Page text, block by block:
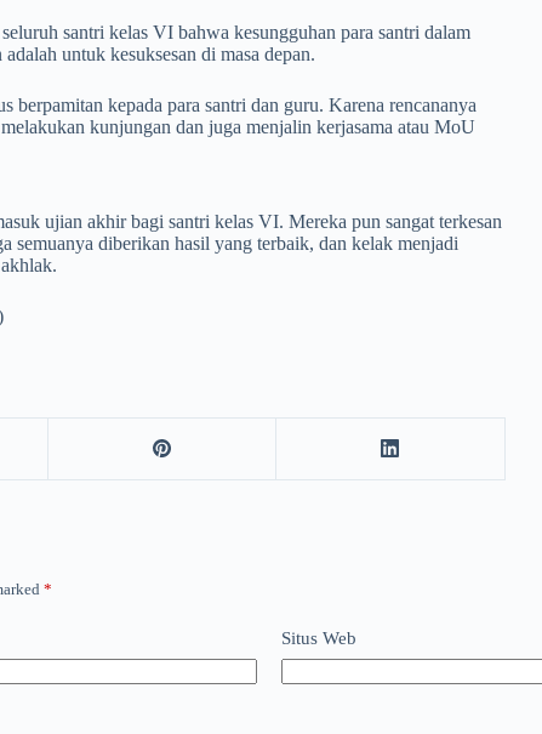
santri kelas VI bahwa kesungguhan para santri dalam
untuk kesuksesan di masa depan.
berpamitan kepada para santri dan guru. Karena rencananya
kunjungan dan juga menjalin kerjasama atau MoU
ujian akhir bagi santri kelas VI. Mereka pun sangat terkesan
semuanya diberikan hasil yang terbaik, dan kelak menjadi
*
Situs Web